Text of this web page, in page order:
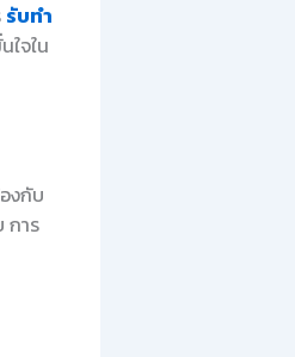
รับทำ
ใจใน
งกับ
การ